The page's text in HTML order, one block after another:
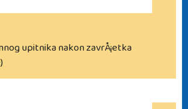
upitnika nakon zavrÅ¡etka